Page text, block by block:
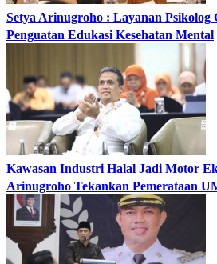
Setya Arinugroho : Layanan
Penguatan Edukasi Kesehatan Mental
Kawasan Industri Halal Jadi Motor
Arinugroho Tekankan Pemerataan